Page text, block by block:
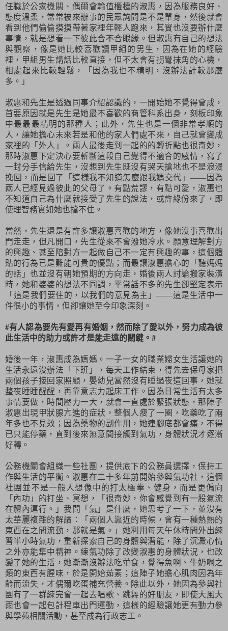
任職於公家機關、偶爾會輪值櫃檯的淑惠，因為服務良好、
態度溫柔，常常被來辦事的民眾詢問是不是單身，然後就會
看到他們偷偷摸摸帶著家裡年輕人跑來，其實也沒要辦什麼
事情，就是想看一下彼此合不合眼緣。但淑惠有自己的想法
與觀察，像是她比較喜歡讀甲組的男生，因為在她的經驗
裡，甲組男生講話比較直接，但不太會有拐彎抹角的心機，
相處起來比較輕鬆，「因為我也不精明，沒辦法計較那麼
多。」
淑惠和先生是透過同事介紹認識的，一開始她不覺得會成，
首要原因就是先生是她最不喜歡的商管科系出身，刻板印象
中最最最精明的那種人；此外，先生也是一個非常孝順的
人，讓她擔心未來若是和他的家人們處不來，自己就會變成
家裡的「外人」。兩人最後走到一起的的轉折點也很奇妙，
那時淑惠下定決心要斬斷這段自己覺得不適合的感情，寫了
一封分手信給先生，沒想到先生既沒有哭天搶地也不是浪漫
挽回，而是回了「這樣我不知道怎麼跟我媽交代」——因為
兩人已經見過彼此的父母了。有點荒謬，有點可愛，淑惠也
不知道自己為什麼就接受了先生的說法，或許緣份來了，即
使理智務實如她也擋不住。
當然，先生還是有許多讓淑惠喜歡的地方，像她沒事喜歡出
門走走，但凡開口，先生從來不會潑她冷水。願意理解對方
的興趣、甚至陪對方一起做自己不一定有興趣的事，這個體
貼的行為已是難能可貴的優點；而最讓淑惠擔心的「聽媽媽
的話」也並沒有朝她預期的方向走，婚後兩人討論搬家裝潢
時，她和婆婆的想法不同調，平常話不多的先生卻堅定表示
「這是我們要住的，以我們的意見為主」——這是生活中一
件很小的事情，但卻讓她至今印象深刻。
#有人認為要先有愛再有婚姻，然而除了愛以外，努力成為彼
此生活中的助力或許才是能走遠的關鍵。#
婚後一年，淑惠成為媽媽。一子一女的職業婦女生活讓她的
生活永遠沒辦法「下班」，每天工作結束，得先去保母家把
兩個孩子接回家照顧，嬰幼兒當然沒有睡過夜這回事，她就
整夜睡睡醒醒，再靠意志力起床工作。因為日常生活有太多
事情要做，時間壓力一大，就會一直處於緊張狀態，那陣子
淑惠出現甲狀腺亢進的症狀，整個人瘦了一圈，吃藥吃了兩
年多也不見效；因為藥物的副作用，她連腳底都會痛，不得
已只能停藥，直到後來無意間接觸到氣功，身體狀況才逐漸
好轉。
公務機關會組織一些社團，提供底下的公務員選擇，保持工
作與生活的平衡。淑惠在二十多年前開始參與氣功社，這個
社團並不是一般人想像中的打太極拳、健身，而是更偏向
「內功」的打坐、冥想，「很奇妙，你會感覺到有一股氣流
在體內運行。」我問「氣」是什麼，她思考了一下，並沒有
太華麗複雜的解讀：「兩個人靠近的時候，會有一種熱熱的
東西在之間流動，那就是氣。」她利用每天午休時間外出練
習半小時氣功，重新探索自己的身體與潛能，除了沉澱心情
之外亦能集中精神。練氣功除了改變淑惠的身體狀況，也改
變了她的生活，她漸漸沒辦法吃葷食，覺得魚啊、牛奶啊之
類的東西有腥味，於是開始茹素；這陣子她擔心肌肉因為年
齡而流失，才偶爾吃蛋補充營養。除此以外，她因為參與社
團有了一群練完會一起去唱歌、跳舞的好朋友，即使大風大
雨也會一起包計程車出門運動，這樣的經驗讓她更有動力參
與學苑相關活動，甚至成為行政志工。